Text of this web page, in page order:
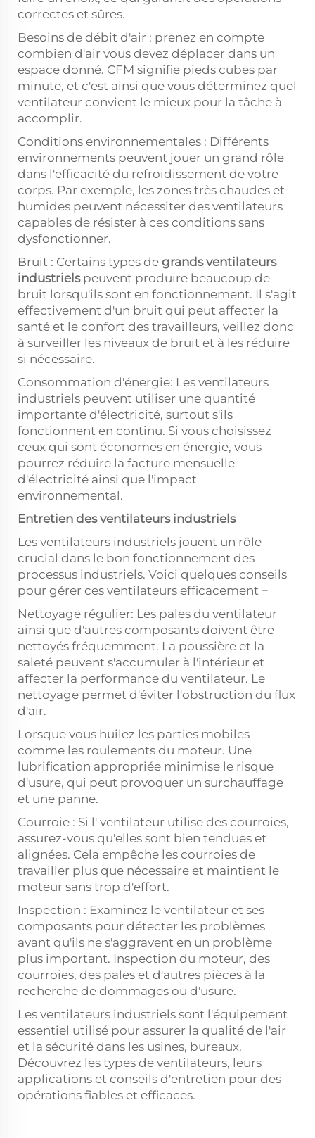
correctes et sûres.
Besoins de débit d'air : prenez en compte
combien d'air vous devez déplacer dans un
espace donné. CFM signifie pieds cubes par
minute, et c'est ainsi que vous déterminez quel
ventilateur convient le mieux pour la tâche à
accomplir.
Conditions environnementales : Différents
environnements peuvent jouer un grand rôle
dans l'efficacité du refroidissement de votre
corps. Par exemple, les zones très chaudes et
humides peuvent nécessiter des ventilateurs
capables de résister à ces conditions sans
dysfonctionner.
Bruit : Certains types de grands ventilateurs
industriels peuvent produire beaucoup de
bruit lorsqu'ils sont en fonctionnement. Il s'agit
effectivement d'un bruit qui peut affecter la
santé et le confort des travailleurs, veillez donc
à surveiller les niveaux de bruit et à les réduire
si nécessaire.
Consommation d'énergie: Les ventilateurs
industriels peuvent utiliser une quantité
importante d'électricité, surtout s'ils
fonctionnent en continu. Si vous choisissez
ceux qui sont économes en énergie, vous
pourrez réduire la facture mensuelle
d'électricité ainsi que l'impact
environnemental.
Entretien des ventilateurs industriels
Les ventilateurs industriels jouent un rôle
crucial dans le bon fonctionnement des
processus industriels. Voici quelques conseils
pour gérer ces ventilateurs efficacement −
Nettoyage régulier: Les pales du ventilateur
ainsi que d'autres composants doivent être
nettoyés fréquemment. La poussière et la
saleté peuvent s'accumuler à l'intérieur et
affecter la performance du ventilateur. Le
nettoyage permet d'éviter l'obstruction du flux
d'air.
Lorsque vous huilez les parties mobiles
comme les roulements du moteur. Une
lubrification appropriée minimise le risque
d'usure, qui peut provoquer un surchauffage
et une panne.
Courroie : Si l' ventilateur utilise des courroies,
assurez-vous qu'elles sont bien tendues et
alignées. Cela empêche les courroies de
travailler plus que nécessaire et maintient le
moteur sans trop d'effort.
Inspection : Examinez le ventilateur et ses
composants pour détecter les problèmes
avant qu'ils ne s'aggravent en un problème
plus important. Inspection du moteur, des
courroies, des pales et d'autres pièces à la
recherche de dommages ou d'usure.
Les ventilateurs industriels sont l'équipement
essentiel utilisé pour assurer la qualité de l'air
et la sécurité dans les usines, bureaux.
Découvrez les types de ventilateurs, leurs
applications et conseils d'entretien pour des
opérations fiables et efficaces.